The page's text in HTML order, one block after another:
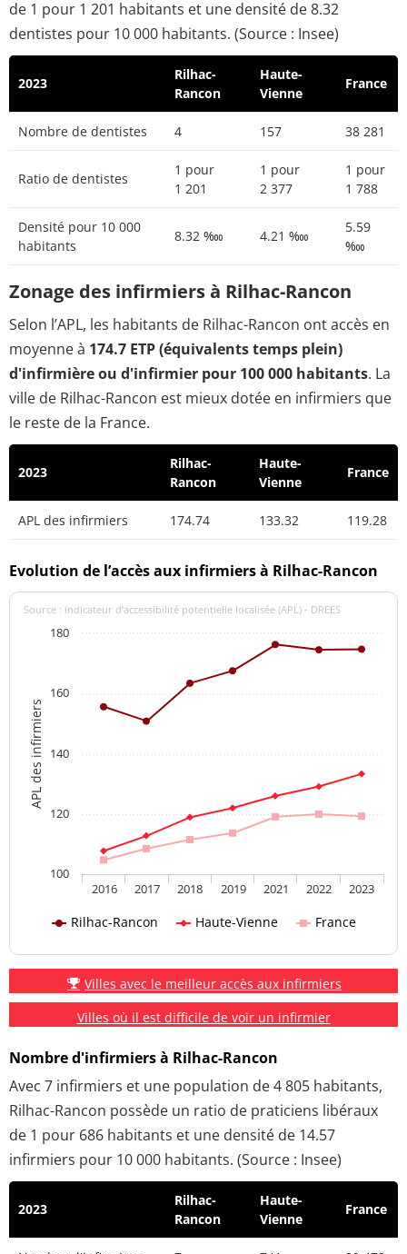
de 1 pour 1 201 habitants et une densité de 8.32
dentistes pour 10 000 habitants. (Source : Insee)
2023
Rilhac-
Rancon
Haute-
Vienne
France
Nombre de dentistes 4 157 38 281
Ratio de dentistes
1 pour
1 201
1 pour
2 377
1 pour
1 788
Densité pour 10 000
habitants
8.32 ‱ 4.21 ‱
5.59
‱
Zonage des infirmiers à Rilhac-Rancon
Selon l’APL, les habitants de Rilhac-Rancon ont accès en
moyenne à 174.7 ETP (équivalents temps plein)
d'infirmière ou d'infirmier pour 100 000 habitants. La
ville de Rilhac-Rancon est mieux dotée en infirmiers que
le reste de la France.
2023
Rilhac-
Rancon
Haute-
Vienne
France
APL des infirmiers 174.74 133.32 119.28
Evolution de l’accès aux infirmiers à Rilhac-Rancon
APL des infirmiers
Source : indicateur d’accessibilité potentielle localisée (APL) - DREES
Rilhac-Rancon Haute-Vienne France
2016 2017 2018 2019 2021 2022 2023
100
120
140
160
180
Villes avec le meilleur accès aux infirmiers
Villes où il est difficile de voir un infirmier
Nombre d'infirmiers à Rilhac-Rancon
Avec 7 infirmiers et une population de 4 805 habitants,
Rilhac-Rancon possède un ratio de praticiens libéraux
de 1 pour 686 habitants et une densité de 14.57
infirmiers pour 10 000 habitants. (Source : Insee)
2023
Rilhac-
Rancon
Haute-
Vienne
France